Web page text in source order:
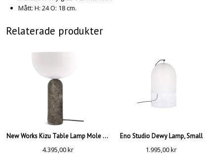
Mått: H: 24 O: 18 cm.
Relaterade produkter
New Works Kizu Table Lamp Mole Grey, Large
4.395,00kr
Eno Studio Dewy Lamp, Small
1.995,00kr